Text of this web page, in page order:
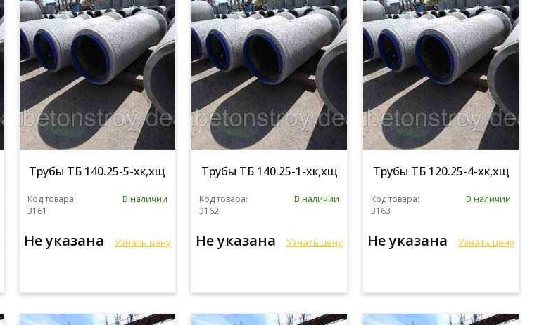
Трубы ТБ 140.25-5-хк,хщ
Код товара:
3161
В наличии
Не указана Узнать цену
Трубы ТБ 140.25-1-хк,хщ
Код товара:
3162
В наличии
Не указана Узнать цену
Трубы ТБ 120.25-4-хк,хщ
Код товара:
3163
В наличии
Не указана Узнать цену